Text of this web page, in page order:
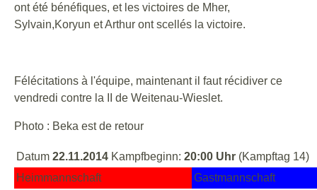
ont été bénéfiques, et les victoires de Mher,
Sylvain,Koryun et Arthur ont scellés la victoire.
Félécitations à l'équipe, maintenant il faut récidiver ce
vendredi contre la II de Weitenau-Wieslet.
Photo : Beka est de retour
Datum 22.11.2014 Kampfbeginn: 20:00 Uhr (Kampftag
Heimmannschaft
Gastmannschaft